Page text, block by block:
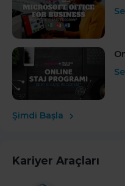
Şimdi Başla
Kariyer Araçları